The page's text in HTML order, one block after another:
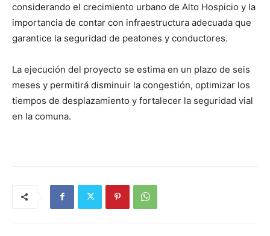
considerando el crecimiento urbano de Alto Hospicio y la
importancia de contar con infraestructura adecuada que
garantice la seguridad de peatones y conductores.
La ejecución del proyecto se estima en un plazo de seis
meses y permitirá disminuir la congestión, optimizar los
tiempos de desplazamiento y fortalecer la seguridad vial
en la comuna.